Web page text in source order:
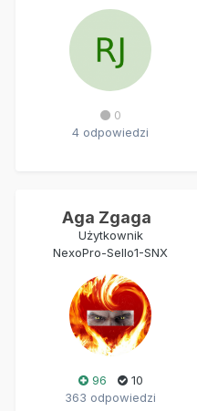
0
4 odpowiedzi
Aga Zgaga
Użytkownik
NexoPro-Sello1-SNX
96
10
363 odpowiedzi